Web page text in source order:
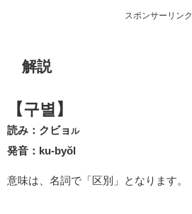
スポンサーリンク
解説
【구별】
読み：クビョ ル
発音：ku-byŏl
意味は、名詞で「区別」となります。